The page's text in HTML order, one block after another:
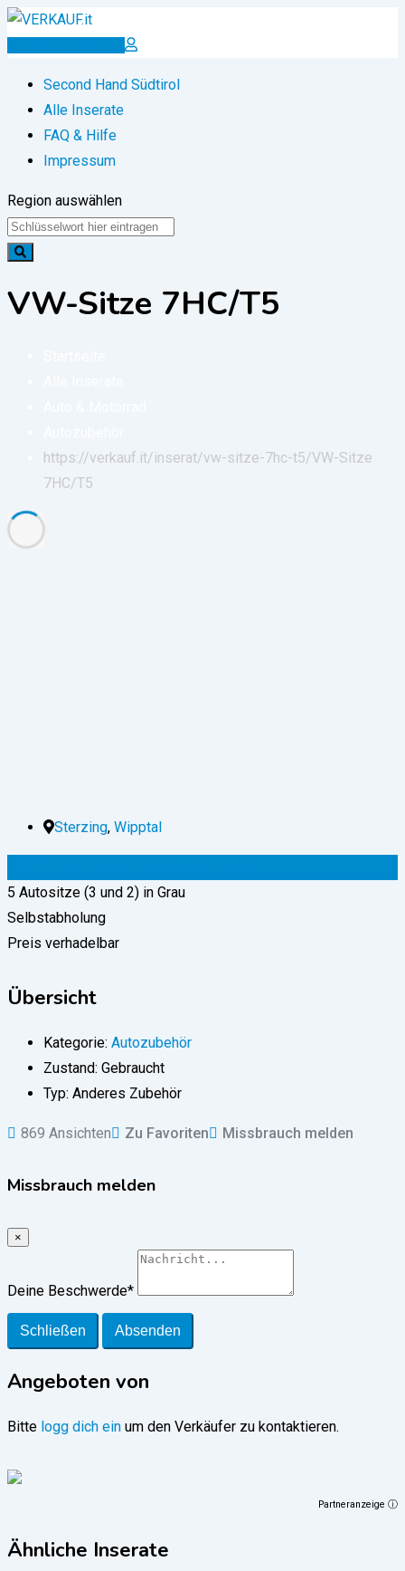
Zum
Inserat erstellen
Second Hand Südtirol
Alle Inserate
FAQ & Hilfe
Impressum
Region auswählen
VW-Sitze 7HC/T5
https://verkauf.it/inserat/vw-sitze-7hc-t5/VW-Sitze
7HC/T5
Sterzing, Wipptal
5 Autositze (3 und 2) in Grau
Selbstabholung
Preis verhadelbar
Übersicht
Kategorie: Autozubehör
Zustand: Gebraucht
Typ: Anderes Zubehör
869 Ansichten Zu Favoriten Missbrauch melden
Missbrauch melden
×
Deine Beschwerde*
Schließen Absenden
Angeboten von
Bitte logg dich ein um den Verkäufer zu kontaktieren.
Partneranzeige ⓘ
Ähnliche Inserate